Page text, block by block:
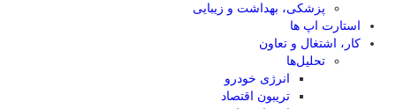
پزشکی، بهداشت و زیبایی
استارت اپ ها
کار، اشتغال و تعاون
تحلیل‌ها
انرژی خودرو
تریبون اقتصاد